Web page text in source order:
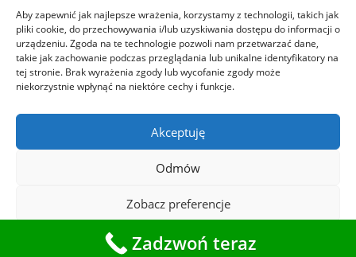
Aby zapewnić jak najlepsze wrażenia, korzystamy z technologii, takich jak
pliki cookie, do przechowywania i/lub uzyskiwania dostępu do informacji o
urządzeniu. Zgoda na te technologie pozwoli nam przetwarzać dane,
takie jak zachowanie podczas przeglądania lub unikalne identyfikatory na
tej stronie. Brak wyrażenia zgody lub wycofanie zgody może
niekorzystnie wpłynąć na niektóre cechy i funkcje.
Akceptuję
Odmów
Zobacz preferencje
Polityka plików cookies
Polityka prywatności i wykorzystywania plików
Cookies
Ochrona danych osobowych
Polityka plików cookies (EU)
Starostwo Powiatowe w Tarnowskich
Górach
Zadzwoń teraz